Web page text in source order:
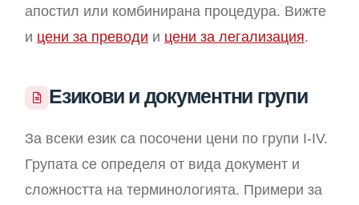
апостил или комбинирана процедура. Вижте
и цени за преводи и цени за легализация.
Езикови и документни групи
За всеки език са посочени цени по групи I-IV.
Групата се определя от вида документ и
сложността на терминологията. Примери за